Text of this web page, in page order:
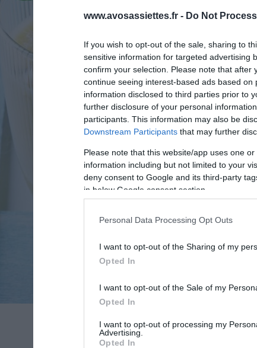
www.avosassiettes.fr - Do Not
If you wish to opt-out of the sale, sharing to
sensitive information for targeted advertising
confirm your selection. Please note that
continue seeing interest-based ads based
information disclosed to third parties prior to
further disclosure of your personal
participants. This information may also be
Downstream Participants that may further
Please note that this website/app uses one
information including but not limited to your
deny consent to Google and its third-party
in below Google consent section.
Personal Data Processing Opt Outs
I want to opt-out of the Sharing of my
Opted In
I want to opt-out of the Sale of my
Opted In
I want to opt-out of processing my
Advertising.
Opted In
Crédit Photo : © L’Atelier de Sylvain Madelon